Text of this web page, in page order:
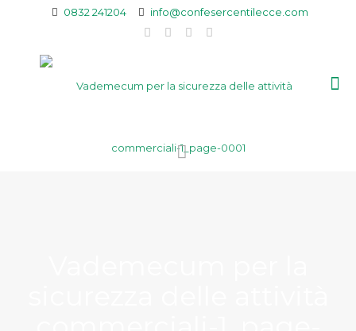
0832 241204 info@confesercentilecce.com